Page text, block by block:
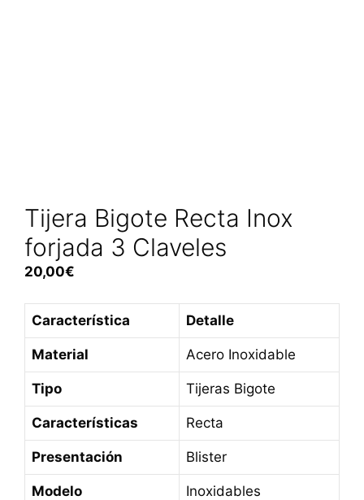
Tijera Bigote Recta Inox
forjada 3 Claveles
20,00€
Característica Detalle
Material Acero Inoxidable
Tipo Tijeras Bigote
Características Recta
Presentación Blister
Modelo Inoxidables